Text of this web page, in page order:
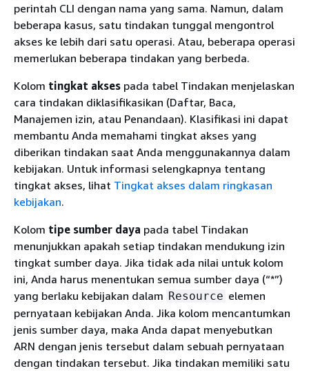
perintah CLI dengan nama yang sama. Namun, dalam
beberapa kasus, satu tindakan tunggal mengontrol
akses ke lebih dari satu operasi. Atau, beberapa operasi
memerlukan beberapa tindakan yang berbeda.
Kolom tingkat akses pada tabel Tindakan menjelaskan
cara tindakan diklasifikasikan (Daftar, Baca,
Manajemen izin, atau Penandaan). Klasifikasi ini dapat
membantu Anda memahami tingkat akses yang
diberikan tindakan saat Anda menggunakannya dalam
kebijakan. Untuk informasi selengkapnya tentang
tingkat akses, lihat Tingkat akses dalam ringkasan
kebijakan.
Kolom tipe sumber daya pada tabel Tindakan
menunjukkan apakah setiap tindakan mendukung izin
tingkat sumber daya. Jika tidak ada nilai untuk kolom
ini, Anda harus menentukan semua sumber daya (“*”)
yang berlaku kebijakan dalam Resource elemen
pernyataan kebijakan Anda. Jika kolom mencantumkan
jenis sumber daya, maka Anda dapat menyebutkan
ARN dengan jenis tersebut dalam sebuah pernyataan
dengan tindakan tersebut. Jika tindakan memiliki satu